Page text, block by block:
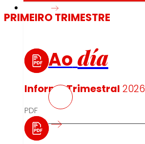
Prensa
Ao día
PRIMEIRO TRIMESTRE
Informe Trimestral 2026
PDF